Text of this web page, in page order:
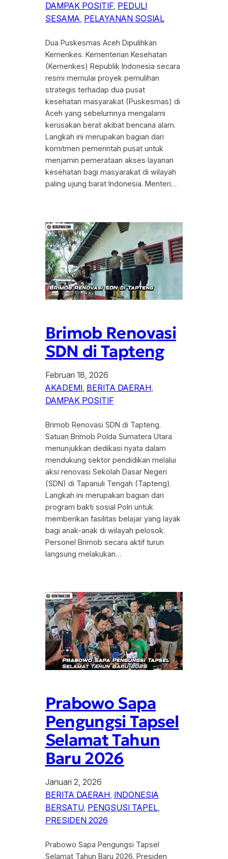
DAMPAK POSITIF, PEDULI
SESAMA, PELAYANAN SOSIAL
Dua Puskesmas Aceh Dipulihkan
Kemenkes. Kementerian Kesehatan
(Kemenkes) Republik Indonesia secara
resmi memulai proyek pemulihan
strategis terhadap dua pusat
kesehatan masyarakat (Puskesmas) di
Aceh yang sebelumnya mengalami
kerusakan berat akibat bencana alam.
Langkah ini merupakan bagian dari
komitmen pemerintah pusat untuk
menjamin pemerataan akses layanan
kesehatan bagi masyarakat di wilayah
paling ujung barat Indonesia. Menteri…
Brimob Renovasi
SDN di Tapteng
Februari 18, 2026
AKADEMI, BERITA DAERAH
DAMPAK POSITIF
Brimob Renovasi SDN di Tapteng.
Satuan Brimob Polda Sumatera Utara
menunjukkan dedikasi nyata dalam
mendukung sektor pendidikan melalui
aksi renovasi Sekolah Dasar Negeri
(SDN) di Tapanuli Tengah (Tapteng).
Langkah ini merupakan bagian dari
program bakti sosial Polri untuk
memberikan fasilitas belajar yang layak
bagi anak-anak di wilayah pelosok.
Personel Brimob secara aktif turun
langsung melakukan…
Prabowo Sapa
Pengungsi Tapsel
Selamat Tahun
Baru 2026
Januari 2, 2026
BERITA DAERAH, INDONESIA
BERSATU, PENGSUSI TAPEL
PRESIDEN 2026
Prabowo Sapa Pengungsi Tapsel
Selamat Tahun Baru 2026. Presiden